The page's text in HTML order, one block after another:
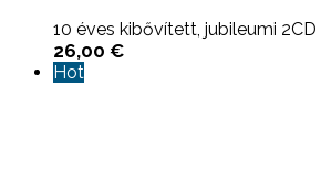
10 éves kibővített, jubileumi 2CD
26,00 €
Hot